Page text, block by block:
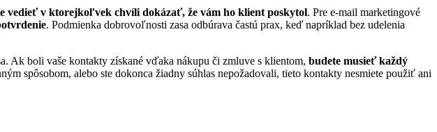
vedieť v ktorejkoľvek chvíli dokázať, že vám ho klient poskytol. Pre e-mail marketingové
. Podmienka dobrovoľnosti zasa odbúrava častú prax, keď napríklad bez udelenia
Ak boli vaše kontakty získané vďaka nákupu či zmluve s klientom, budete musieť každý
spôsobom, alebo ste dokonca žiadny súhlas nepožadovali, tieto kontakty nesmiete použiť ani